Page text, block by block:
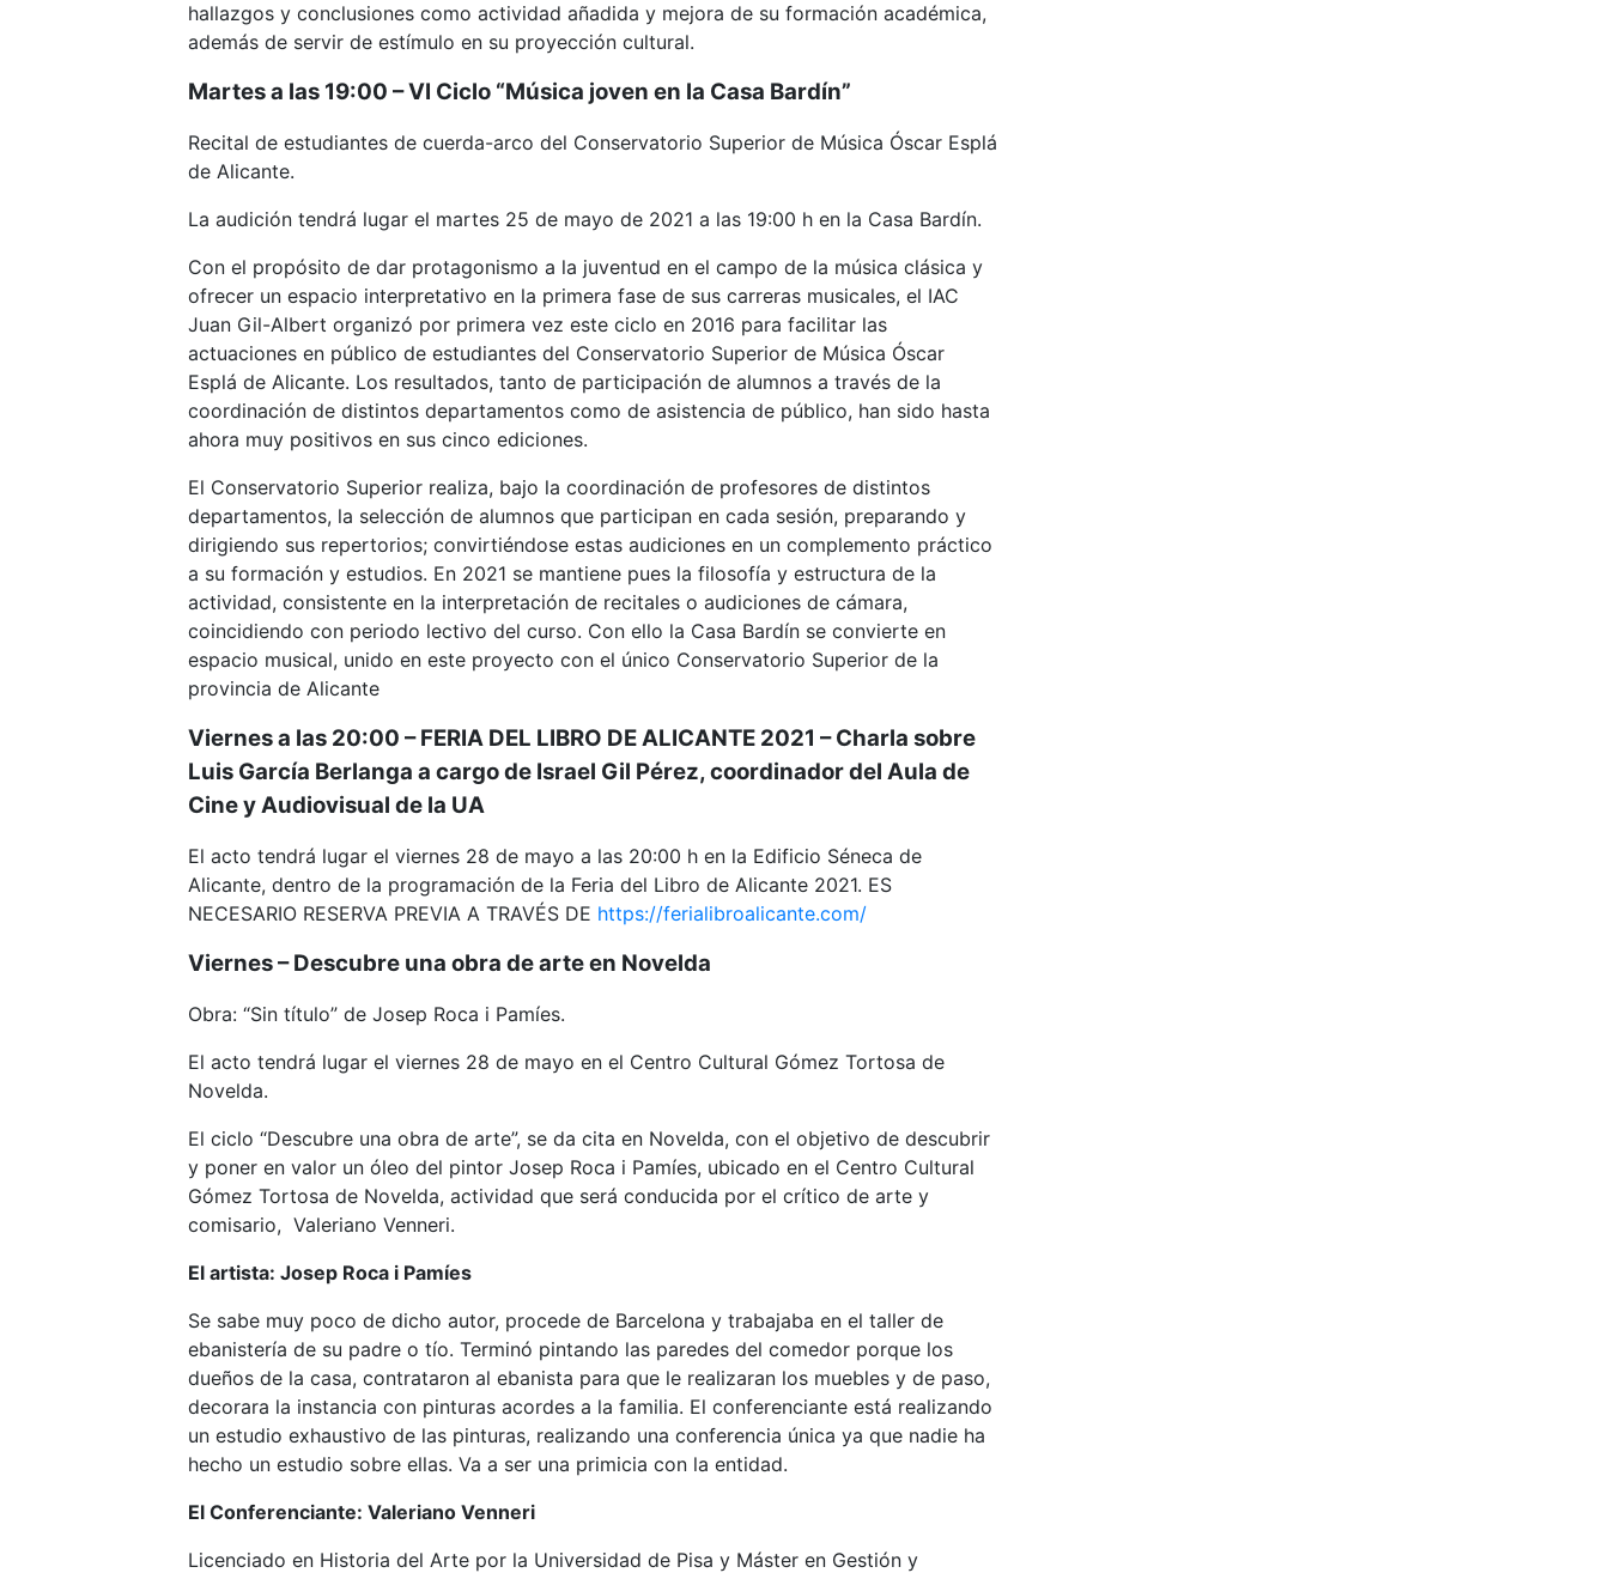
hallazgos y conclusiones como actividad añadida y mejora de su formación académica,
además de servir de estímulo en su proyección cultural.
Martes a las 19:00 – VI Ciclo “Música joven en la Casa Bardín”
Recital de estudiantes de cuerda-arco del Conservatorio Superior de Música Óscar Esplá
de Alicante.
La audición tendrá lugar el martes 25 de mayo de 2021 a las 19:00 h en la Casa Bardín.
Con el propósito de dar protagonismo a la juventud en el campo de la música clásica y
ofrecer un espacio interpretativo en la primera fase de sus carreras musicales, el IAC
Juan Gil-Albert organizó por primera vez este ciclo en 2016 para facilitar las
actuaciones en público de estudiantes del Conservatorio Superior de Música Óscar
Esplá de Alicante. Los resultados, tanto de participación de alumnos a través de la
coordinación de distintos departamentos como de asistencia de público, han sido hasta
ahora muy positivos en sus cinco ediciones.
El Conservatorio Superior realiza, bajo la coordinación de profesores de distintos
departamentos, la selección de alumnos que participan en cada sesión, preparando y
dirigiendo sus repertorios; convirtiéndose estas audiciones en un complemento práctico
a su formación y estudios. En 2021 se mantiene pues la filosofía y estructura de la
actividad, consistente en la interpretación de recitales o audiciones de cámara,
coincidiendo con periodo lectivo del curso. Con ello la Casa Bardín se convierte en
espacio musical, unido en este proyecto con el único Conservatorio Superior de la
provincia de Alicante
Viernes a las 20:00 – FERIA DEL LIBRO DE ALICANTE 2021 – Charla sobre
Luis García Berlanga a cargo de Israel Gil Pérez, coordinador del Aula de
Cine y Audiovisual de la UA
El acto tendrá lugar el viernes 28 de mayo a las 20:00 h en la Edificio Séneca de
Alicante, dentro de la programación de la Feria del Libro de Alicante 2021. ES
NECESARIO RESERVA PREVIA A TRAVÉS DE https://ferialibroalicante.com/
Viernes – Descubre una obra de arte en Novelda
Obra: “Sin título” de Josep Roca i Pamíes.
El acto tendrá lugar el viernes 28 de mayo en el Centro Cultural Gómez Tortosa de
Novelda.
El ciclo “Descubre una obra de arte”, se da cita en Novelda, con el objetivo de descubrir
y poner en valor un óleo del pintor Josep Roca i Pamíes, ubicado en el Centro Cultural
Gómez Tortosa de Novelda, actividad que será conducida por el crítico de arte y
comisario, Valeriano Venneri.
El artista: Josep Roca i Pamíes
Se sabe muy poco de dicho autor, procede de Barcelona y trabajaba en el taller de
ebanistería de su padre o tío. Terminó pintando las paredes del comedor porque los
dueños de la casa, contrataron al ebanista para que le realizaran los muebles y de paso,
decorara la instancia con pinturas acordes a la familia. El conferenciante está realizando
un estudio exhaustivo de las pinturas, realizando una conferencia única ya que nadie ha
hecho un estudio sobre ellas. Va a ser una primicia con la entidad.
El Conferenciante: Valeriano Venneri
Licenciado en Historia del Arte por la Universidad de Pisa y Máster en Gestión y